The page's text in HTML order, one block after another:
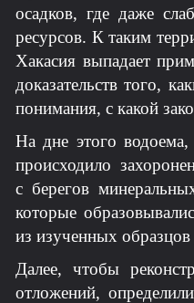
осадков, где даже
ресурсов. К таким
Хакасия выпадает
доказательств того,
понимания, с какой
На дне этого водоема,
происходило
с берегов
которые
из изученных
Далее, чтобы
отложений,